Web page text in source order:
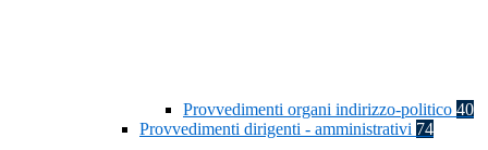
Provvedimenti organi indirizzo-politico 40
Provvedimenti dirigenti - amministrativi 74